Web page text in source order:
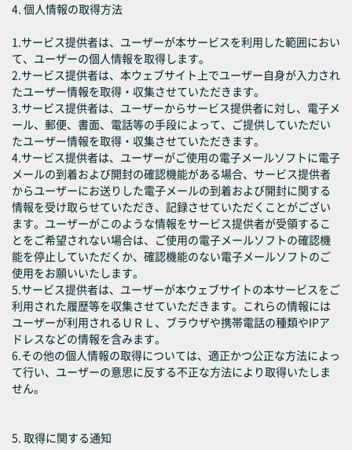
4. 個人情報の取得方法
1.サービス提供者は、ユーザーが本サービスを利用した範囲におい
て、ユーザーの個人情報を取得します。
2.サービス提供者は、本ウェブサイト上でユーザー自身が入力され
たユーザー情報を取得・収集させていただきます。
3.サービス提供者は、ユーザーからサービス提供者に対し、電子メ
ール、郵便、書面、電話等の手段によって、ご提供していただい
たユーザー情報を取得・収集させていただきます。
4.サービス提供者は、ユーザーがご使用の電子メールソフトに電子
メールの到着および開封の確認機能がある場合、サービス提供者
からユーザーにお送りした電子メールの到着および開封に関する
情報を受け取らせていただき、記録させていただくことがござい
ます。ユーザーがこのような情報をサービス提供者が受領するこ
とをご希望されない場合は、ご使用の電子メールソフトの確認機
能を停止していただくか、確認機能のない電子メールソフトのご
使用をお願いいたします。
5.サービス提供者は、ユーザーが本ウェブサイトの本サービスをご
利用された履歴等を収集させていただきます。これらの情報には
ユーザーが利用されるＵＲＬ、ブラウザや携帯電話の種類やIPア
ドレスなどの情報を含みます。
6.その他の個人情報の取得については、適正かつ公正な方法によっ
て行い、ユーザーの意思に反する不正な方法により取得いたしま
せん。
5. 取得に関する通知